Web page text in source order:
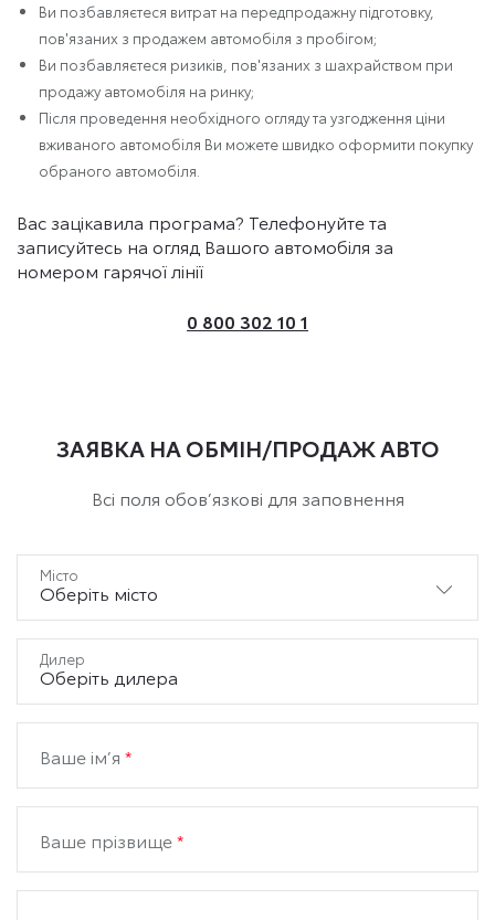
Ви позбавляєтеся витрат на передпродажну підготовку,
пов'язаних з продажем автомобіля з пробігом;
Ви позбавляєтеся ризиків, пов'язаних з шахрайством при
продажу автомобіля на ринку;
Після проведення необхідного огляду та узгодження ціни
вживаного автомобіля Ви можете швидко оформити покупку
обраного автомобіля.
Вас зацікавила програма? Телефонуйте та
записуйтесь на огляд Вашого автомобіля за
номером гарячої лінії
0 800 302 10 1
ЗАЯВКА НА ОБМІН/ПРОДАЖ АВТО
Всі поля обов’язкові для заповнення
Мiсто
Оберіть місто
Дилер
Оберіть дилера
Ваше ім’я *
Ваше прізвище*